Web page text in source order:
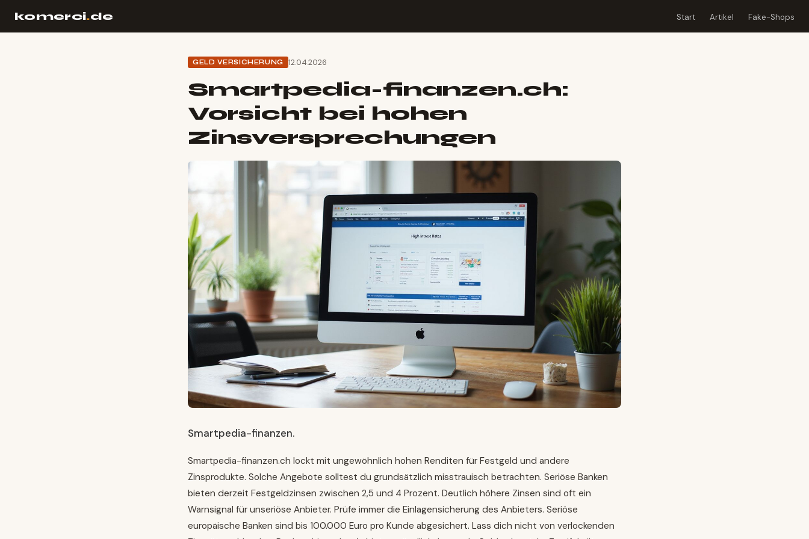
komerci.de Start Artikel Fake-Shops
GELD VERSICHERUNG 12.04.2026
Smartpedia-finanzen.ch:
Vorsicht bei hohen
Zinsversprechungen
Smartpedia-finanzen.
Smartpedia-finanzen.ch lockt mit ungewöhnlich hohen Renditen für Festgeld und andere
Zinsprodukte. Solche Angebote solltest du grundsätzlich misstrauisch betrachten. Seriöse Banken
bieten derzeit Festgeldzinsen zwischen 2,5 und 4 Prozent. Deutlich höhere Zinsen sind oft ein
Warnsignal für unseriöse Anbieter. Prüfe immer die Einlagensicherung des Anbieters. Seriöse
europäische Banken sind bis 100.000 Euro pro Kunde abgesichert. Lass dich nicht von verlockenden